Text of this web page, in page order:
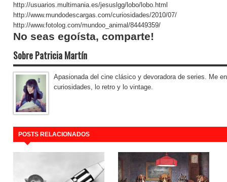
http://usuarios.multimania.es/jesuslgg/lobo/lobo.html
http://www.mundodescargas.com/curiosidades/2010/07/
http://www.fotolog.com/mundoo_animal/84449359/
No seas egoísta, comparte!
Sobre Patricia Martín
Apasionada del cine clásico y devoradora de series. Me
curiosidades, lo retro y lo vintage.
POSTS RELACIONADOS